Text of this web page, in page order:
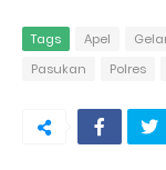
Tags Apel
Pasukan
Polres